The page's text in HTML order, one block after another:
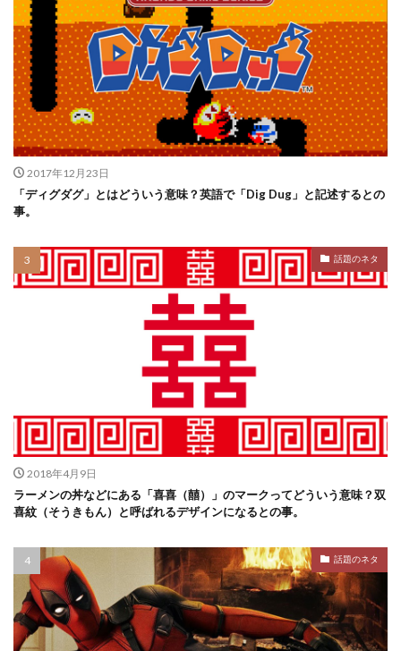
2017年12月23日
「ディグダグ」とはどういう意味？英語で「Dig Dug」と記述するとの
事。
話題のネタ
2018年4月9日
ラーメンの丼などにある「喜喜（囍）」のマークってどういう意味？双
喜紋（そうきもん）と呼ばれるデザインになるとの事。
話題のネタ